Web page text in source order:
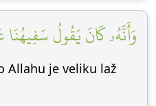
وَأَنَّهُۥ كَانَ يَقُولُ سَفِيهُنَا
Allahu je veliku laž